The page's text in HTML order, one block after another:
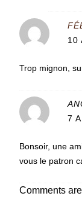
10
Trop mignon,
7
Bonsoir, une
vous le patron
Comments